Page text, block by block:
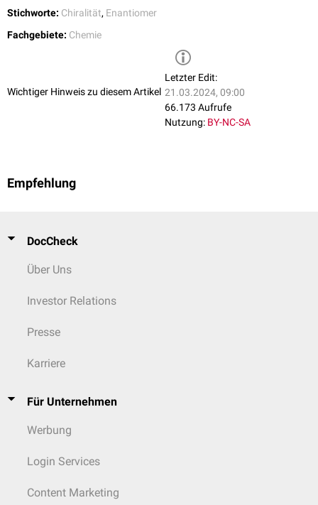
Stichworte: Chiralität, Enantiomer
Fachgebiete: Chemie
Wichtiger Hinweis zu diesem Artikel
Letzter Edit:
21.03.2024, 09:00
66.173 Aufrufe
Nutzung: BY-NC-SA
Empfehlung
DocCheck
Über Uns
Investor Relations
Presse
Karriere
Für Unternehmen
Werbung
Login Services
Content Marketing